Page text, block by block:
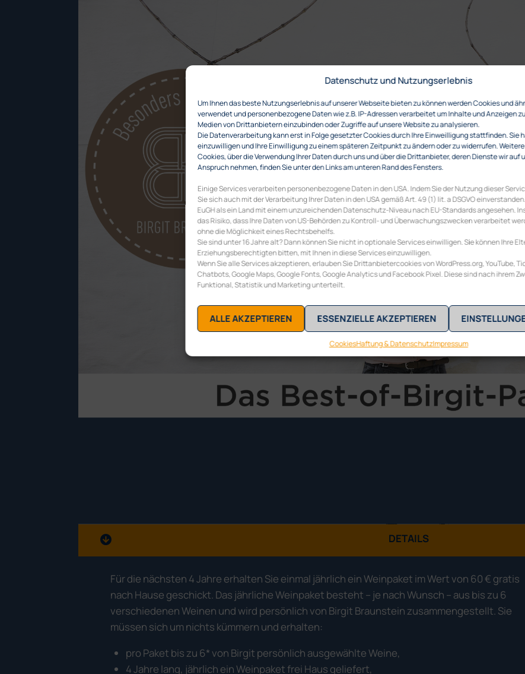
Datenschutz und Nutzungserlebnis
Um Ihnen das beste Nutzungserlebnis auf unserer Webseite bieten zu können werden Cookies und
verwendet und personenbezogene Daten wie z.B. IP-Adressen verarbeitet um Inhalte und Anzeigen
Medien von Drittanbietern einzubinden oder Zugriffe auf unsere Website zu analysieren.
Die Datenverarbeitung kann erst in Folge gesetzter Cookies durch Ihre Einweilligung stattfinden. Sie
einzuwilligen und Ihre Einwilligung zu einem späteren Zeitpunkt zu ändern oder zu widerrufen.
Cookies, über die Verwendung Ihrer Daten durch uns und über die Drittanbieter, deren Dienste wir auf
Anspruch nehmen, finden Sie unter den Links am unteren Rand des Fensters.
Einige Services verarbeiten personenbezogene Daten in den USA. Indem Sie der Nutzung dieser
Sie sich auch mit der Verarbeitung Ihrer Daten in den USA gemäß Art. 49 (1) lit. a DSGVO
EuGH als ein Land mit einem unzureichenden Datenschutz-Niveau nach EU-Standards angesehen.
das Risiko, dass Ihre Daten von US-Behörden zu Kontroll- und Überwachungszwecken verarbeitet
ohne die Möglichkeit eines Rechtsbehelfs.
Sie sind unter 16 Jahre alt? Dann können Sie nicht in optionale Services einwilligen. Sie können Ihre
Erziehungsberechtigten bitten, mit Ihnen in diese Services einzuwilligen.
Wenn Sie alle Services akzeptieren, erlauben Sie Drittanbietercookies von WordPress.org, YouTube,
Chatbots, Google Maps, Google Fonts, Google Analytics und Facebook Pixel. Diese sind nach ihrem
Funktional, Statistik und Marketing unterteilt.
ALLE AKZEPTIEREN ESSENZIELLE AKZEPTIEREN
CookiesHaftung & DatenschutzImpressum
DETAILS
Für die nächsten 4 Jahre erhalten Sie einmal jährlich ein Weinpaket im Wert von 60 € gratis
nach Hause geschickt. Das jährliche Weinpaket besteht – je nach Wunsch – aus bis zu 6
verschiedenen Weinen und wird persönlich von Birgit Braunstein zusammengestellt. Sie
müssen sich um nichts kümmern und erhalten:
pro Paket bis zu 6* von Birgit persönlich ausgewählte Weine,
4 Jahre lang, jährlich ein Weinpaket frei Haus geliefert,